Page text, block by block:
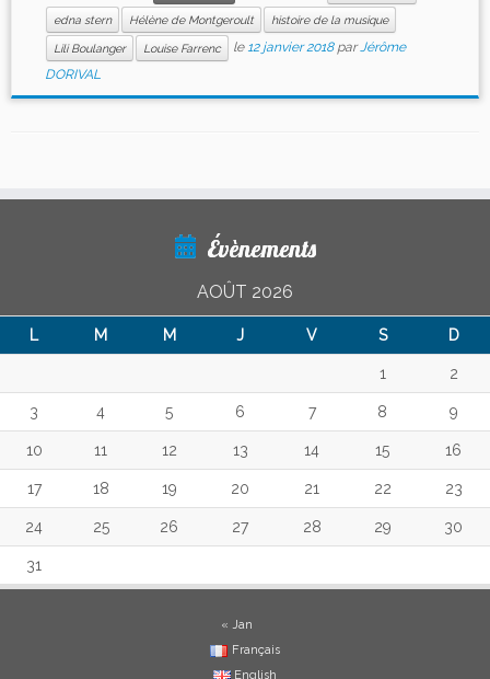
edna stern Hélène de Montgeroult histoire de la musique
Lili Boulanger Louise Farrenc le 12 janvier 2018 parJérôme
DORIVAL
Évènements
AOÛT 2026
L M M J V S D
1 2
3 4 5 6 7 8 9
10 11 12 13 14 15 16
17 18 19 20 21 22 23
24 25 26 27 28 29 30
31
« Jan
Français
English